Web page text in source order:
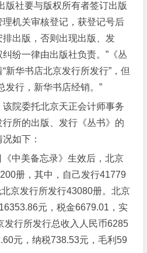
版社要与版权所有者签订出版
机关审核登记，获登记号后
出版，否则出现出版、发
纷一律由出版社负责。”《丛
新华书店北京发行所发行”，但
发行，新华书店经销。”
院委托北京天正会计师事务
所的出版、发行《丛书》的
如下：
美备忘录》生效后，北京
册，其中，自己发行41779
京发行所发行43080册。北京
元，税金6679.01，实
发行所发行总收入人民币6285
元，纳税738.53元，毛利59